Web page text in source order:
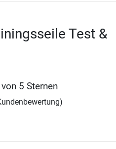
Test &
von 5 Sternen